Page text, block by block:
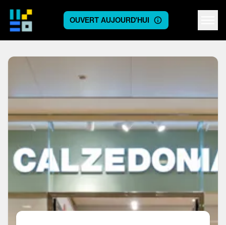
Centre logo
OUVERT AUJOURD'HUI